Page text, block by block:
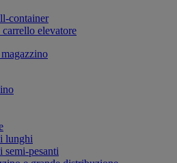
container
elevatore
lunghi
semi-pesanti